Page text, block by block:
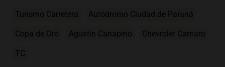
Turismo Carretera Autódromo Ciudad de Paraná
Copa de Oro Agustín Canapino Chevrolet Camaro
TC